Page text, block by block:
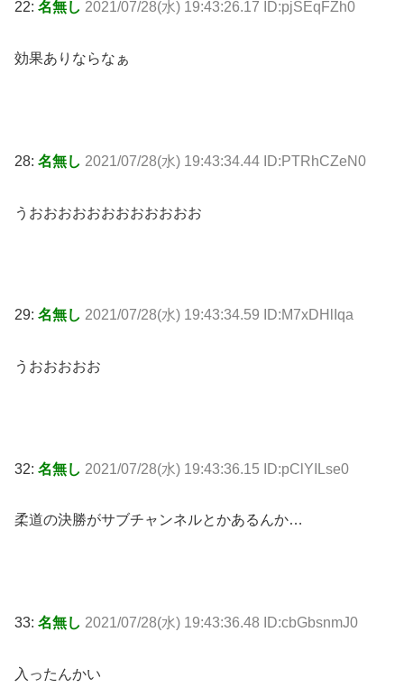
22: 名無し 2021/07/28(水) 19:43:26.17 ID:pjSEqFZh0
効果ありならなぁ
28: 名無し 2021/07/28(水) 19:43:34.44 ID:PTRhCZeN0
うおおおおおおおおおおおお
29: 名無し 2021/07/28(水) 19:43:34.59 ID:M7xDHlIqa
うおおおおお
32: 名無し 2021/07/28(水) 19:43:36.15 ID:pClYILse0
柔道の決勝がサブチャンネルとかあるんか…
33: 名無し 2021/07/28(水) 19:43:36.48 ID:cbGbsnmJ0
入ったんかい